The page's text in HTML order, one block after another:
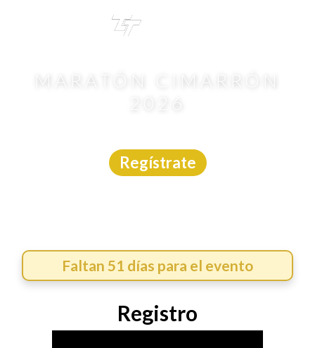
MARATÓN CIMARRÓN
Regístrate
Faltan 51 días para el evento
Registro